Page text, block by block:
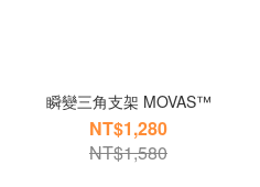
瞬變三角支架 MOVAS™
NT$1,280
NT$1,580